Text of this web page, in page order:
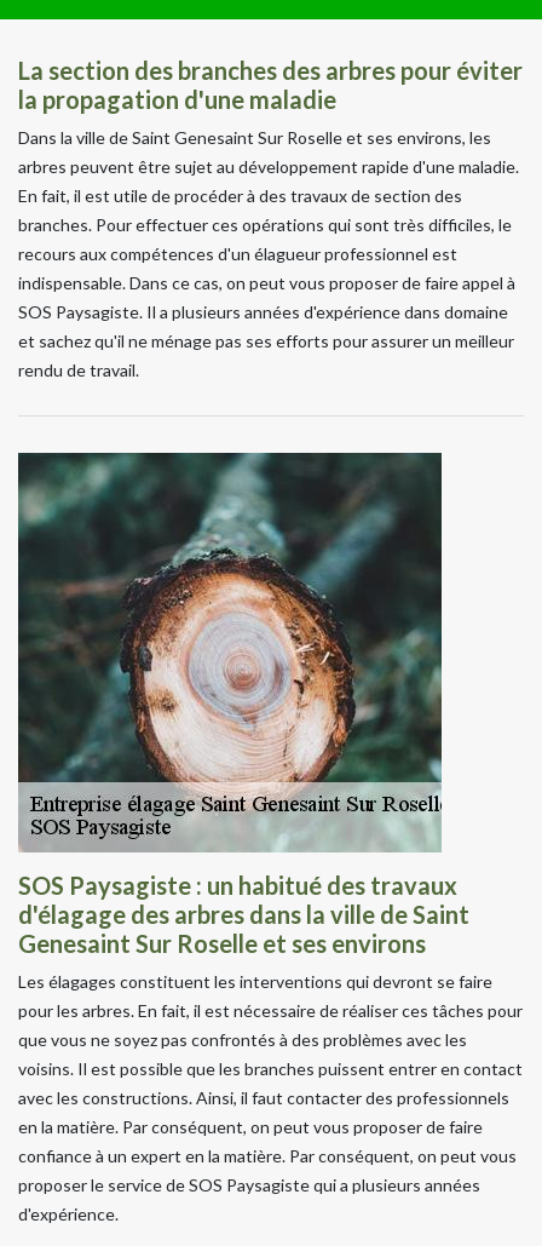
La section des branches des arbres pour éviter
la propagation d'une maladie
Dans la ville de Saint Genesaint Sur Roselle et ses environs, les
arbres peuvent être sujet au développement rapide d'une maladie.
En fait, il est utile de procéder à des travaux de section des
branches. Pour effectuer ces opérations qui sont très difficiles, le
recours aux compétences d'un élagueur professionnel est
indispensable. Dans ce cas, on peut vous proposer de faire appel à
SOS Paysagiste. Il a plusieurs années d'expérience dans domaine
et sachez qu'il ne ménage pas ses efforts pour assurer un meilleur
rendu de travail.
SOS Paysagiste : un habitué des travaux
d'élagage des arbres dans la ville de Saint
Genesaint Sur Roselle et ses environs
Les élagages constituent les interventions qui devront se faire
pour les arbres. En fait, il est nécessaire de réaliser ces tâches pour
que vous ne soyez pas confrontés à des problèmes avec les
voisins. Il est possible que les branches puissent entrer en contact
avec les constructions. Ainsi, il faut contacter des professionnels
en la matière. Par conséquent, on peut vous proposer de faire
confiance à un expert en la matière. Par conséquent, on peut vous
proposer le service de SOS Paysagiste qui a plusieurs années
d'expérience.